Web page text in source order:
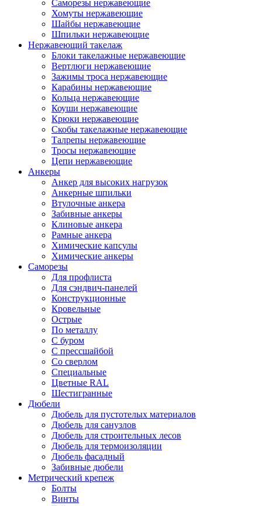
Саморезы нержавеющие
Хомуты нержавеющие
Шайбы нержавеющие
Шпильки нержавеющие
Нержавеющий такелаж
Блоки такелажные нержавеющие
Вертлюги нержавеющие
Зажимы троса нержавеющие
Карабины нержавеющие
Кольца нержавеющие
Коуши нержавеющие
Крюки нержавеющие
Скобы такелажные нержавеющие
Талрепы нержавеющие
Тросы нержавеющие
Цепи нержавеющие
Анкеры
Анкер для высоких нагрузок
Анкерные шпильки
Втулочные анкера
Забивные анкеры
Клиновые анкера
Рамные анкера
Химические капсулы
Химические анкеры
Саморезы
Для профлиста
Для сэндвич-панелей
Конструкционные
Кровельные
Острые
По металлу
С буром
С прессшайбой
Со сверлом
Специальные
Цветные RAL
Шестигранные
Дюбели
Дюбель для пустотелых материалов
Дюбель для санузлов
Дюбель для строительных лесов
Дюбель для термоизоляции
Дюбель фасадный
Забивные дюбели
Метрический крепеж
Болты
Винты